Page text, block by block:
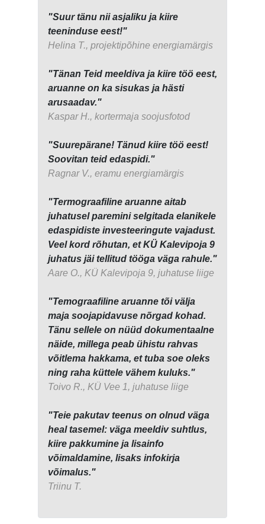
"Suur tänu nii asjaliku ja kiire
teeninduse eest!"
Helina T., projektipõhine energiamärgis
"Tänan Teid meeldiva ja kiire töö eest,
aruanne on ka sisukas ja hästi
arusaadav."
Kaspar H., kortermaja soojusfotod
"Suurepärane! Tänud kiire töö eest!
Soovitan teid edaspidi."
Ragnar V., eramu energiamärgis
"Termograafiline aruanne aitab
juhatusel paremini selgitada elanikele
edaspidiste investeeringute vajadust.
Veel kord rõhutan, et KÜ Kalevipoja 9
juhatus jäi tellitud tööga väga rahule."
Aare O., KÜ Kalevipoja 9, juhatuse liige
"Temograafiline aruanne tõi välja
maja soojapidavuse nõrgad kohad.
Tänu sellele on nüüd dokumentaalne
näide, millega peab ühistu rahvas
võitlema hakkama, et tuba soe oleks
ning raha küttele vähem kuluks."
Toivo R., KÜ Vee 1, juhatuse liige
"Teie pakutav teenus on olnud väga
heal tasemel: väga meeldiv suhtlus,
kiire pakkumine ja lisainfo
võimaldamine, lisaks infokirja
võimalus."
Triinu T.